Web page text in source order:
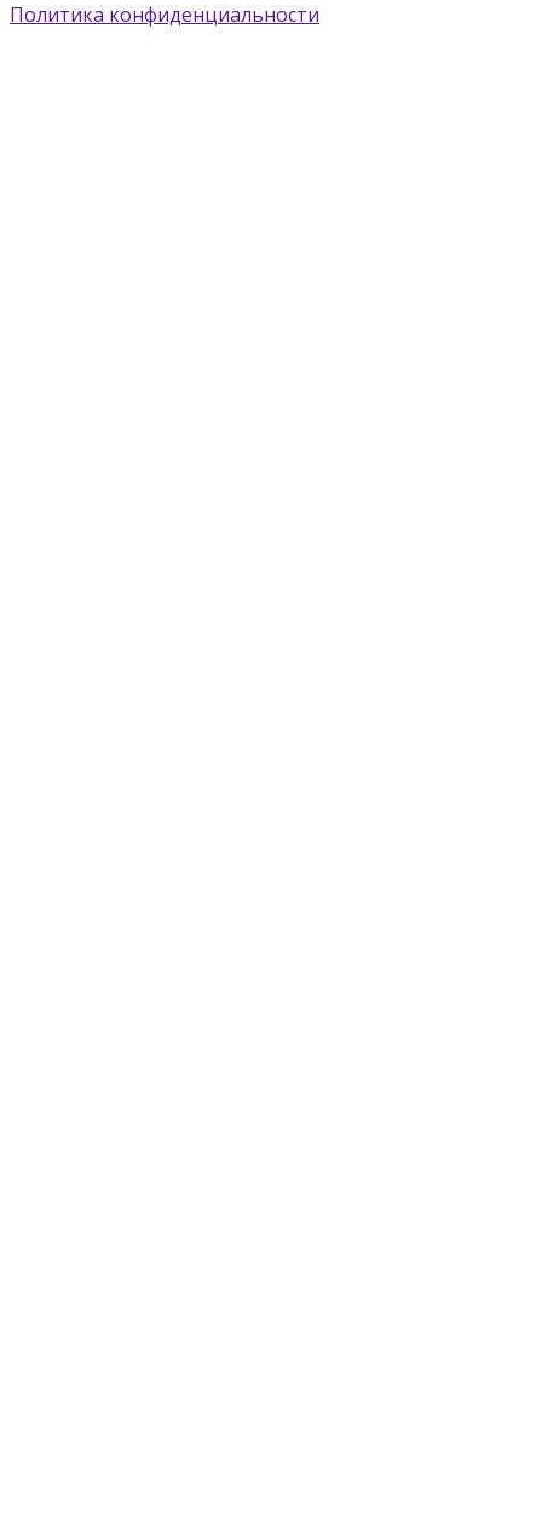
Политика конфиденциальности